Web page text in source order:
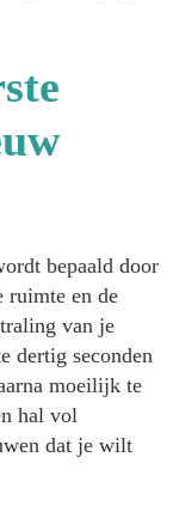
bepaald door
ruimte en de
van je
dertig seconden
moeilijk te
hal vol
dat je wilt